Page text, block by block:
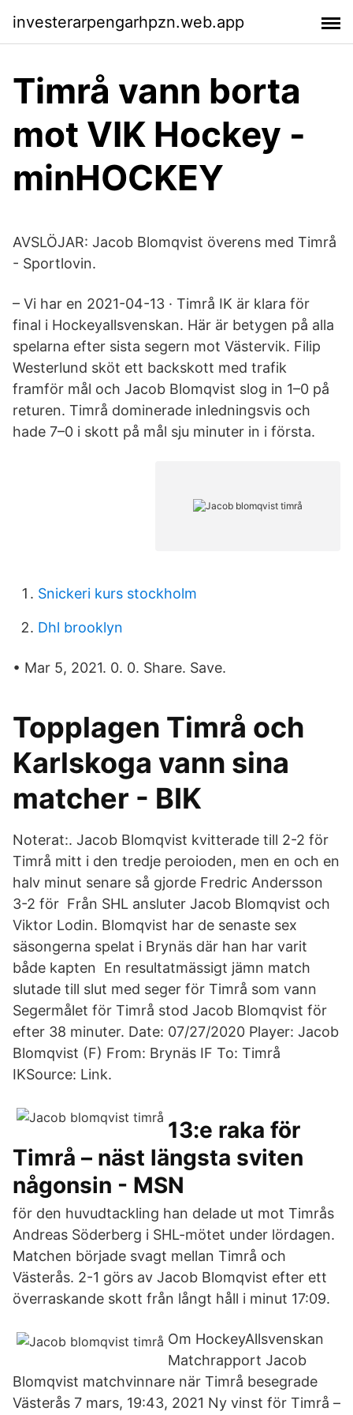
investerarpengarhpzn.web.app
Timrå vann borta
mot VIK Hockey -
minHOCKEY
AVSLÖJAR: Jacob Blomqvist överens med Timrå
- Sportlovin.
– Vi har en 2021-04-13 · Timrå IK är klara för
final i Hockeyallsvenskan. Här är betygen på alla
spelarna efter sista segern mot Västervik. Filip
Westerlund sköt ett backskott med trafik
framför mål och Jacob Blomqvist slog in 1–0 på
returen. Timrå dominerade inledningsvis och
hade 7–0 i skott på mål sju minuter in i första.
Snickeri kurs stockholm
Dhl brooklyn
• Mar 5, 2021. 0. 0. Share. Save.
Topplagen Timrå och
Karlskoga vann sina
matcher - BIK
Noterat:. Jacob Blomqvist kvitterade till 2-2 för
Timrå mitt i den tredje peroioden, men en och en
halv minut senare så gjorde Fredric Andersson
3-2 för Från SHL ansluter Jacob Blomqvist och
Viktor Lodin. Blomqvist har de senaste sex
säsongerna spelat i Brynäs där han har varit
både kapten En resultatmässigt jämn match
slutade till slut med seger för Timrå som vann
Segermålet för Timrå stod Jacob Blomqvist för
efter 38 minuter. Date: 07/27/2020 Player: Jacob
Blomqvist (F) From: Brynäs IF To: Timrå
IKSource: Link.
13:e raka för
Timrå – näst längsta sviten
någonsin - MSN
för den huvudtackling han delade ut mot Timrås
Andreas Söderberg i SHL-mötet under lördagen.
Matchen började svagt mellan Timrå och
Västerås. 2-1 görs av Jacob Blomqvist efter ett
överraskande skott från långt håll i minut 17:09.
Om HockeyAllsvenskan
Matchrapport Jacob
Blomqvist matchvinnare när Timrå besegrade
Västerås 7 mars, 19:43, 2021 Ny vinst för Timrå –